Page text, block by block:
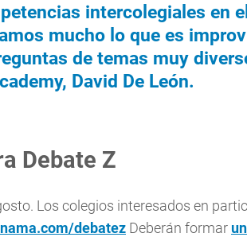
intercolegiales en
mucho lo que es
de temas muy
David De León.
Debate Z
Los colegios interesados en
debatez Deberán formar